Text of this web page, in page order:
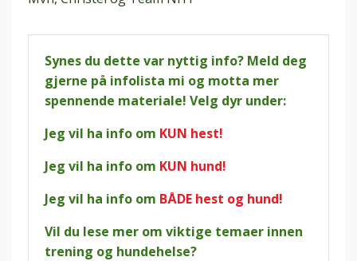
Synes du dette var nyttig info? Meld deg
gjerne på infolista mi og motta mer
spennende materiale! Velg dyr under:
Jeg vil ha info om KUN hest!
Jeg vil ha info om KUN hund!
Jeg vil ha info om BÅDE hest og hund!
Vil du lese mer om viktige temaer innen
trening og hundehelse?